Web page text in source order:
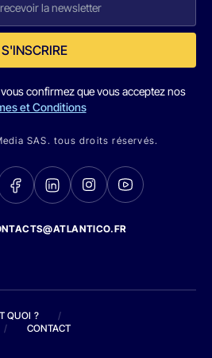
S'INSCRIRE
confirmez que vous acceptez nos
et Conditions
SAS. tous droits réservés.
QUOI ?
/
/ CONTACT